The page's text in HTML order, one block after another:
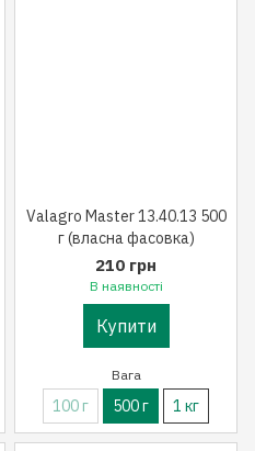
Valagro Master 13.40.13 500
г (власна фасовка)
210 грн
В наявності
Купити
Вага
100 г 500 г 1 кг